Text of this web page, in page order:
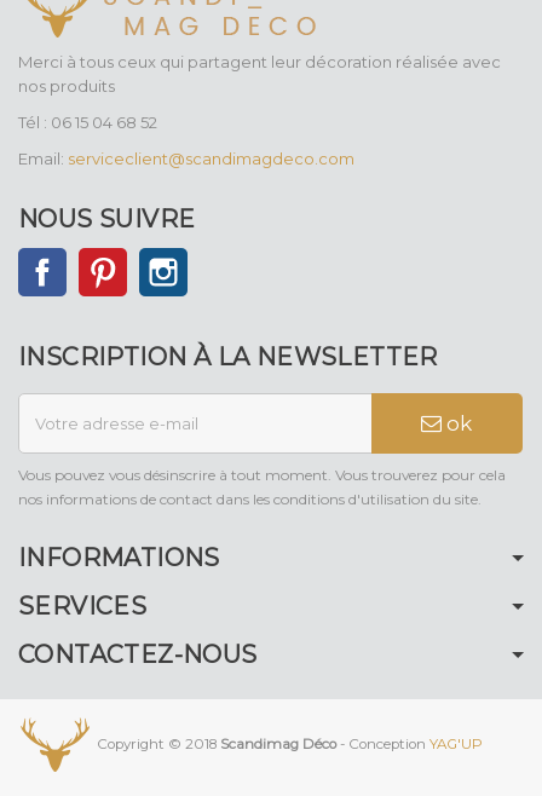
Merci à tous ceux qui partagent leur décoration réalisée avec
nos produits
Tél : 06 15 04 68 52
Email: serviceclient@scandimagdeco.com
NOUS SUIVRE
FacebookPinterest
INSCRIPTION À LA NEWSLETTER
ok
Vous pouvez vous désinscrire à tout moment. Vous trouverez pour cela
nos informations de contact dans les conditions d'utilisation du site.
INFORMATIONS
SERVICES
CONTACTEZ-NOUS
Copyright © 2018 Scandimag Déco- Conception YAG'UP